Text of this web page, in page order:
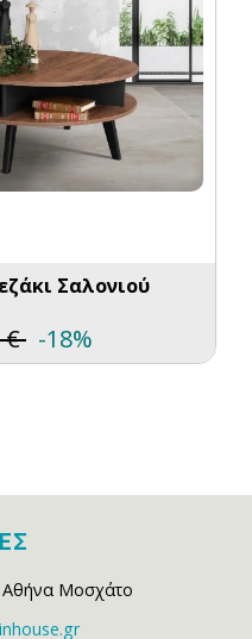
Σαλονιού
€ -18%
Αθήνα Μοσχάτο